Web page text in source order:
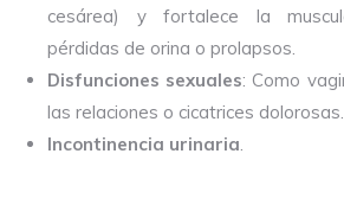
cesárea) y fortalece la
pérdidas de orina o prolapsos.
Disfunciones sexuales: Como
las relaciones o cicatrices dolorosas.
Incontinencia urinaria.